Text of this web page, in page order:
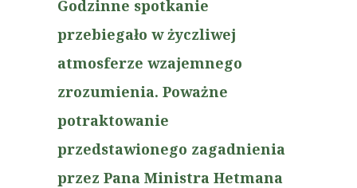
Godzinne spotkanie
przebiegało w życzliwej
atmosferze wzajemnego
zrozumienia. Poważne
potraktowanie
przedstawionego zagadnienia
przez Pana Ministra Hetmana